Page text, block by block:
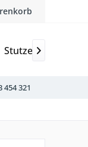
Stutzen & Schoner

454 321